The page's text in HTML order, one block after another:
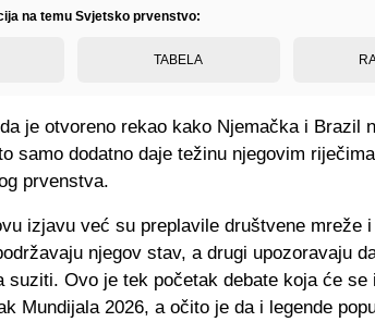
na temu Svjetsko prvenstvo:
TABELA
je otvoreno rekao kako Njemačka i Brazil
samo dodatno daje težinu njegovim
prvenstva.
izjavu već su preplavile društvene mreže
njegov stav, a drugi upozoravaju
suziti. Ovo je tek početak debate koja će
Mundijala 2026, a očito je da i legende